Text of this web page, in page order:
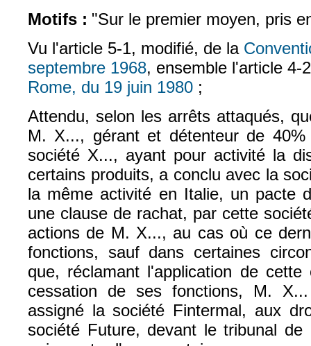
Motifs : "Sur le premier moyen, pris
Vu l'article 5-1, modifié, de la
septembre 1968 (le lien est externe)
, ensemble l'article 4-
Rome, du 19 juin 1980 (le lien est externe)
;
Attendu, selon les arrêts attaqués,
M. X..., gérant et détenteur de
société X..., ayant pour activité la
certains produits, a conclu avec la
la même activité en Italie, un pacte
une clause de rachat, par cette
actions de M. X..., au cas où ce
fonctions, sauf dans certaines
que, réclamant l'application de
cessation de ses fonctions, M.
assigné la société Fintermal, aux
société Future, devant le tribunal